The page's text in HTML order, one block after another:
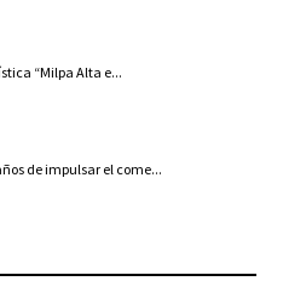
“Milpa Alta e...
de impulsar el come...